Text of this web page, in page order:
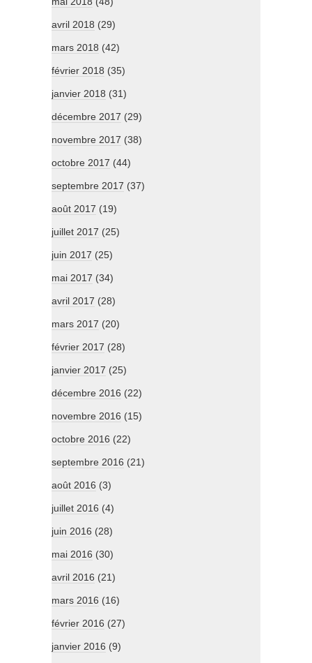
avril 2018 (29)
mars 2018 (42)
février 2018 (35)
janvier 2018 (31)
décembre 2017 (29)
novembre 2017 (38)
octobre 2017 (44)
septembre 2017 (37)
août 2017 (19)
juillet 2017 (25)
juin 2017 (25)
mai 2017 (34)
avril 2017 (28)
mars 2017 (20)
février 2017 (28)
janvier 2017 (25)
décembre 2016 (22)
novembre 2016 (15)
octobre 2016 (22)
septembre 2016 (21)
août 2016 (3)
juillet 2016 (4)
juin 2016 (28)
mai 2016 (30)
avril 2016 (21)
mars 2016 (16)
février 2016 (27)
janvier 2016 (9)